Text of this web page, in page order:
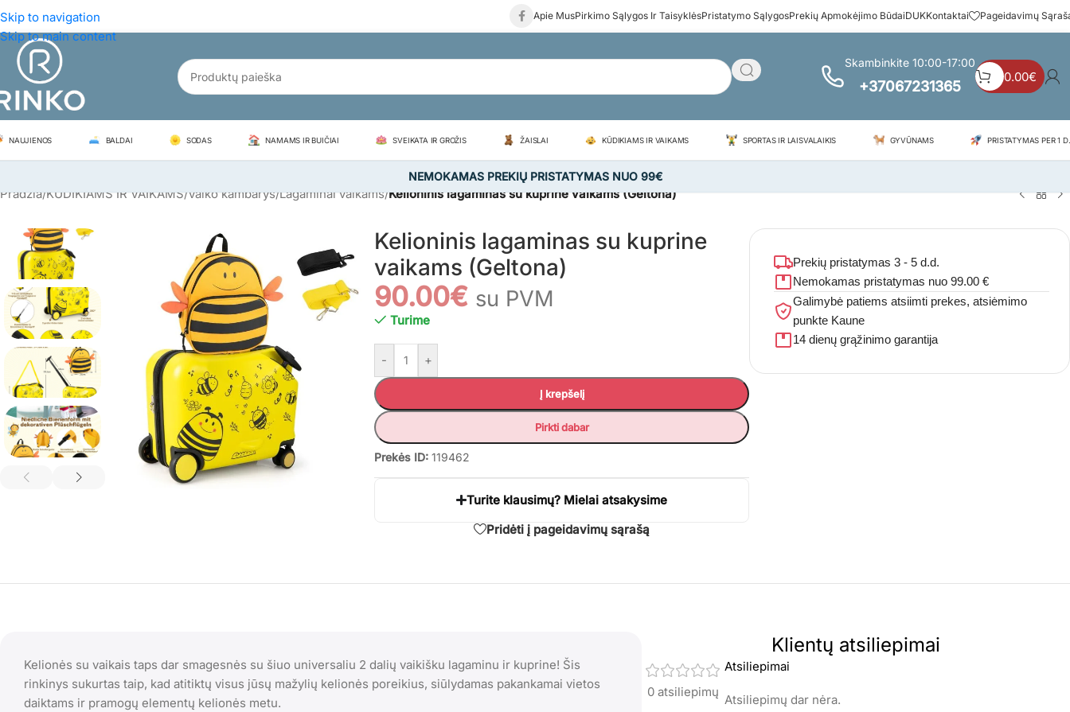
Skip to navigation
Skip to main content
Apie MusPirkimo Sąlygos Ir TaisyklėsPristatymo SąlygosPrekių Apmokėjimo BūdaiDUKKontaktai Pageidavimų
Skambinkite 10:00-17:00
+37067231365
0.00€
NAUJIENOS BALDAI SODAS NAMAMS IR BUIČIAI SVEIKATA IR GROŽIS ŽAISLAI KŪDIKIAMS IR VAIKAMS SPORTAS IR LAISVALAIKIS GYVŪNAMS PRISTATYMAS PER 1
NEMOKAMAS PREKIŲ PRISTATYMAS NUO 99€
Pradžia/KŪDIKIAMS IR VAIKAMS/Vaiko kambarys/Lagaminai vaikams/Kelioninis lagaminas su kuprine vaikams (Geltona)
Kelioninis lagaminas su kuprine
vaikams (Geltona)
90.00€ su PVM
Turime
- +
Į krepšelį
Pirkti dabar
Prekės ID: 119462
Turite klausimų? Mielai atsakysime
Pridėti į pageidavimų sąrašą
Prekių pristatymas 3 - 5 d.d.
Nemokamas pristatymas nuo 99.00 €
Galimybė patiems atsiimti prekes, atsiėmimo
punkte Kaune
14 dienų grąžinimo garantija
Kelionės su vaikais taps dar smagesnės su šiuo universaliu 2 dalių vaikišku lagaminu ir kuprine! Šis
rinkinys sukurtas taip, kad atitiktų visus jūsų mažylių kelionės poreikius, siūlydamas pakankamai vietos
daiktams ir pramogų elementų kelionės metu.
Klientų atsiliepimai
0 atsiliepimų
Atsiliepimai
Atsiliepimų dar nėra.